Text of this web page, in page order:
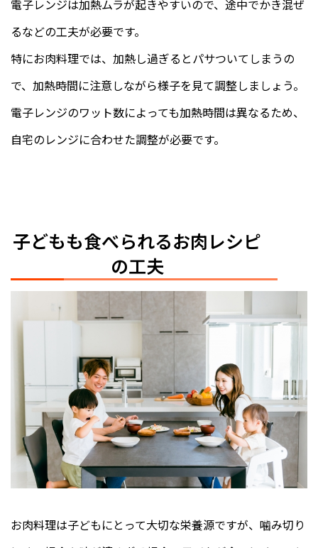
電子レンジは加熱ムラが起きやすいので、途中でかき混ぜ
るなどの工夫が必要です。
特にお肉料理では、加熱し過ぎるとパサついてしまうの
で、加熱時間に注意しながら様子を見て調整しましょう。
電子レンジのワット数によっても加熱時間は異なるため、
自宅のレンジに合わせた調整が必要です。
子どもも食べられるお肉レシピ
の工夫
お肉料理は子どもにとって大切な栄養源ですが、噛み切り